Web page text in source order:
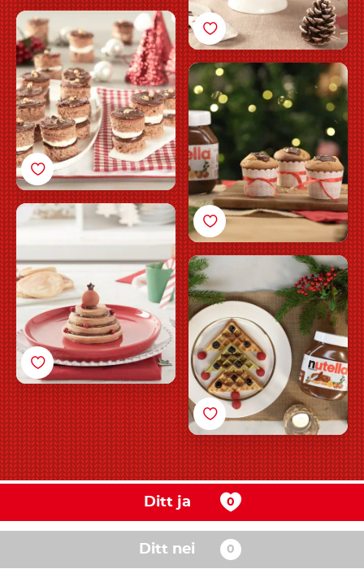
Mini-pepperkaker med
Nutella®
Mini-eplemuffins med
Nutella®
Julepannekake med
Nutella®
Nutella® julevafler
Ditt ja
Ditt nei